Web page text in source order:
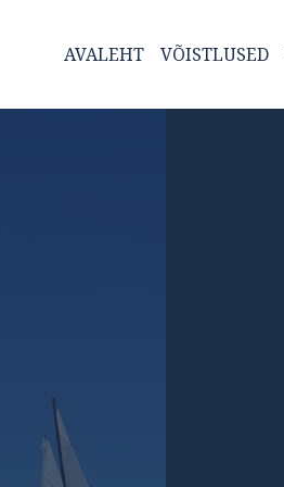
AVALEHT VÕISTLUSED